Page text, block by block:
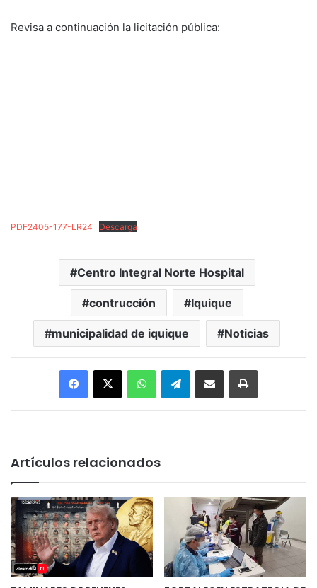
Revisa a continuación la licitación pública:
PDF2405-177-LR24 Descarga
Centro Integral Norte Hospital
contrucción Iquique
municipalidad de iquique Noticias
Facebook
X WhatsAppTelegramEnviar vía email Imprimir
Artículos relacionados